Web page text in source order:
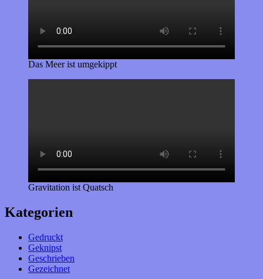
Das Meer ist umgekippt
Gravitation ist Quatsch
Kategorien
Gedruckt
Geknipst
Geschrieben
Gezeichnet